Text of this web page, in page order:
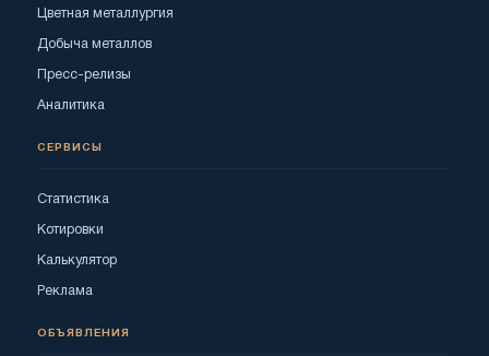
Цветная металлургия
Добыча металлов
Пресс-релизы
Аналитика
СЕРВИСЫ
Статистика
Котировки
Калькулятор
Реклама
ОБЪЯВЛЕНИЯ